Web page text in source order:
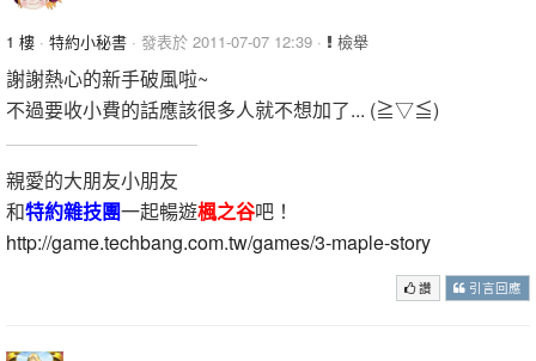
1 樓 · 特約小秘書 · 發表於 2011-07-07 12:39 · 檢舉
謝謝熱心的新手破風啦~
不過要收小費的話應該很多人就不想加了... (≧▽≦)
親愛的大朋友小朋友
和特約雜技團一起暢遊楓之谷吧！
http://game.techbang.com.tw/games/3-maple-story
讚 引言回應